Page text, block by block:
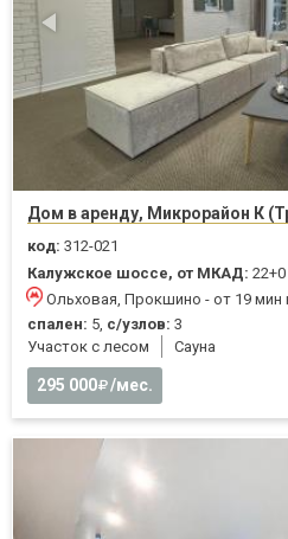
Дом в аренду, Микрорайон К
код: 312-021
Калужское шоссе, от МКАД:
Ольховая, Прокшино - от 19 мин
спален: 5, с/узлов: 3
Участок с лесом
Cауна
295 000 /мес.